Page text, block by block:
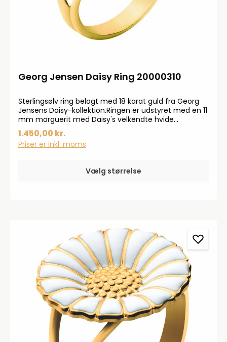
Georg Jensen Daisy Ring 20000310
Sterlingsølv ring belagt med 18 karat guld fra Georg
Jensens Daisy-kollektion.Ringen er udstyret med en 11
mm marguerit med Daisy's velkendte hvide
emalje.Den fine ring er en perfekt gave til
nyudklækket student eller konfirmationsgave
1.450,00 kr.
Priser er inkl. moms
Vælg størrelse